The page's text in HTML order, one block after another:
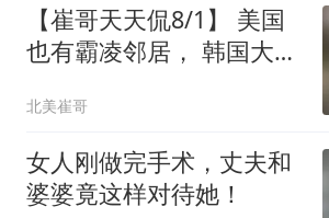
【崔哥天天侃8/1】 美国
也有霸凌邻居， 韩国大爷
北美崔哥
女人刚做完手术，丈夫和
婆婆竟这样对待她！